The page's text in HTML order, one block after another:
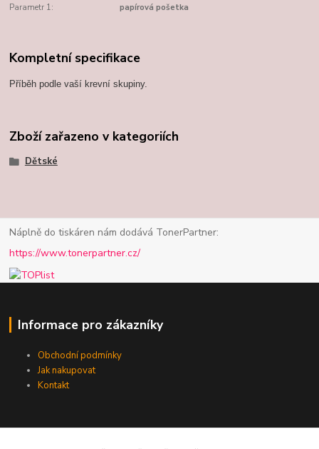
Parametr 1: papírová pošetka
Kompletní specifikace
Příběh podle vaší krevní skupiny.
Zboží zařazeno v kategoriích
Dětské
Náplně do tiskáren nám dodává TonerPartner:
https://www.tonerpartner.cz/
Informace pro zákazníky
Obchodní podmínky
Jak nakupovat
Kontakt